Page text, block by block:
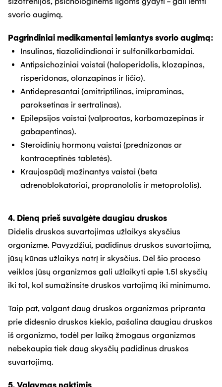
svorio augimą.
Pagrindiniai medikamentai lemiantys svorio augimą:
Insulinas, tiazolidindionai ir sulfonilkarbamidai.
Antipsichoziniai vaistai (haloperidolis, klozapinas,
risperidonas, olanzapinas ir ličio).
Antidepresantai (amitriptilinas, imipraminas,
paroksetinas ir sertralinas).
Epilepsijos vaistai (valproatas, karbamazepinas ir
gabapentinas).
Steroidinių hormonų vaistai (prednizonas ar
kontraceptinės tabletės).
Kraujospūdį mažinantys vaistai (beta
adrenoblokatoriai, propranololis ir metoprololis).
4. Dieną prieš suvalgėte daugiau druskos
Didelis druskos suvartojimas užlaikys skysčius
organizme. Pavyzdžiui, padidinus druskos suvartojimą,
jūsų kūnas užlaikys natrį ir skysčius. Dėl šio proceso
veiklos jūsų organizmas gali užlaikyti apie 1.5l skysčių
iki tol, kol sumažinsite druskos vartojimą iki minimumo.
Taip pat, valgant daug druskos organizmas pripranta
prie didesnio druskos kiekio, pašalina daugiau druskos
iš organizmo, todėl per laiką žmogaus organizmas
nebekaupia tiek daug skysčių padidinus druskos
suvartojimą.